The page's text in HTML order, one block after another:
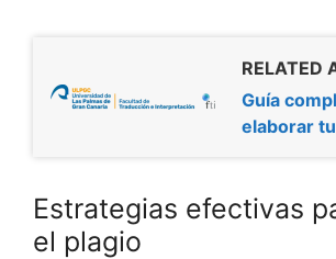
RELATED
Guía
elaborar
Estrategias efectivas
el plagio